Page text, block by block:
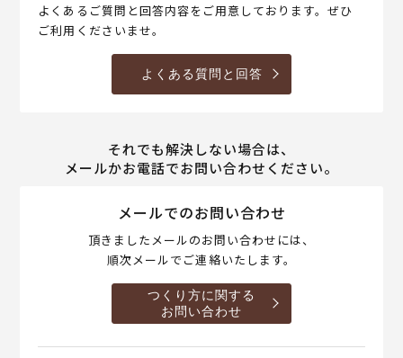
よくあるご質問と回答内容をご用意しております。ぜひ
ご利用くださいませ。
よくある質問と回答
それでも解決しない場合は、
メールかお電話でお問い合わせください。
メールでのお問い合わせ
頂きましたメールのお問い合わせには、
順次メールでご連絡いたします。
つくり方に関する
お問い合わせ